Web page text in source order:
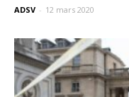
ADSV - 12 mars 2020